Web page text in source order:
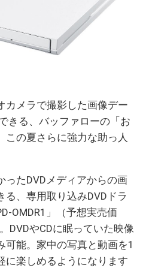
カメラで撮影した画像デー
きる、バッファローの「お
この夏さらに強力な助っ人
ったDVDメディアからの画
、専用取り込みDVDドラ
OMDR1」（予想実売価
DVDやCDに眠っていた映像
可能。家中の写真と動画を1
に楽しめるようになります